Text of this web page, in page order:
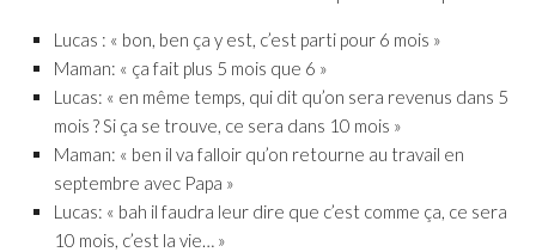
Lucas : « bon, ben ça y est, c’est parti pour 6 mois »
Maman: « ça fait plus 5 mois que 6 »
Lucas: « en même temps, qui dit qu’on sera revenus dans 5
mois ? Si ça se trouve, ce sera dans 10 mois »
Maman: « ben il va falloir qu’on retourne au travail en
septembre avec Papa »
Lucas: « bah il faudra leur dire que c’est comme ça, ce sera
10 mois, c’est la vie… »